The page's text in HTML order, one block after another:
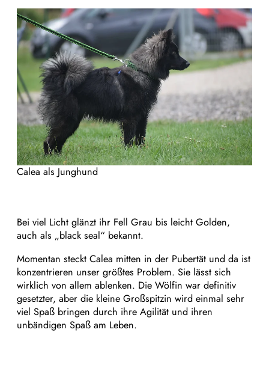
Calea als Junghund
Bei viel Licht glänzt ihr Fell Grau bis leicht Golden,
auch als „black seal“ bekannt.
Momentan steckt Calea mitten in der Pubertät und da ist
konzentrieren unser größtes Problem. Sie lässt sich
wirklich von allem ablenken. Die Wölfin war definitiv
gesetzter, aber die kleine Großspitzin wird einmal sehr
viel Spaß bringen durch ihre Agilität und ihren
unbändigen Spaß am Leben.